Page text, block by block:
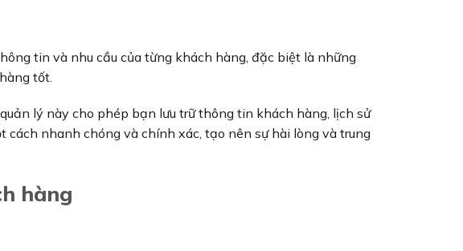
tin và nhu cầu của từng khách hàng, đặc biệt là những
tốt.
lý này cho phép bạn lưu trữ thông tin khách hàng, lịch sử
cách nhanh chóng và chính xác, tạo nên sự hài lòng và trung
hàng